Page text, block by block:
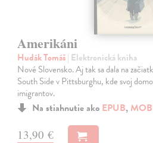
Amerikáni
Hudák Tomáš| Elektronická kniha
Nové Slovensko. Aj tak sa dala na
South Side v Pittsburghu, kde svoj
imigrantov.
Na stiahnutie ako EPUB,
13,90 €